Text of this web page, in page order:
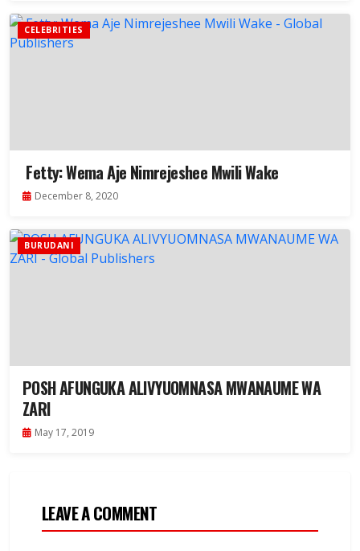
CELEBRITIES
Fetty: Wema Aje Nimrejeshee Mwili Wake
December 8, 2020
BURUDANI
POSH AFUNGUKA ALIVYUOMNASA MWANAUME WA
ZARI
May 17, 2019
LEAVE A COMMENT